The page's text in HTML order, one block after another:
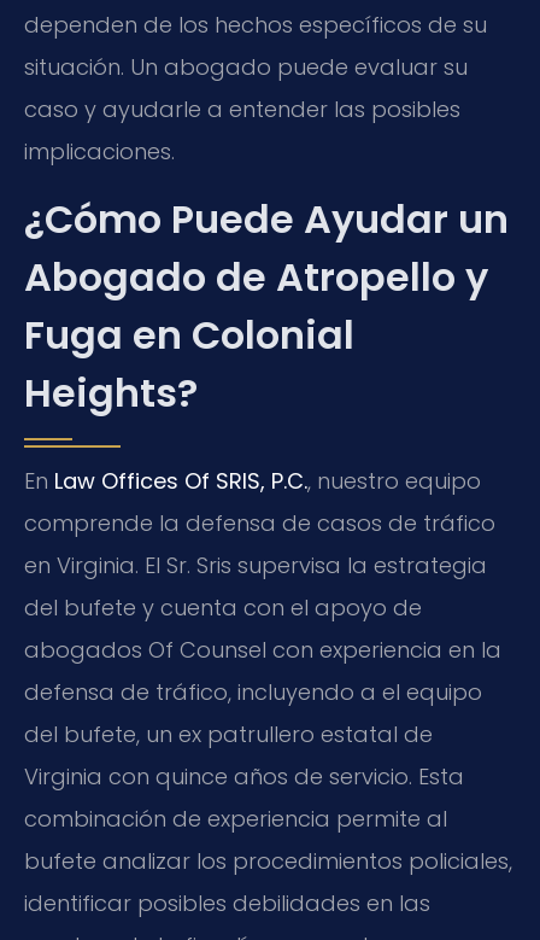
dependen de los hechos específicos de su
situación. Un abogado puede evaluar su
caso y ayudarle a entender las posibles
implicaciones.
¿Cómo Puede Ayudar un
Abogado de Atropello y
Fuga en Colonial
Heights?
En Law Offices Of SRIS, P.C., nuestro equipo
comprende la defensa de casos de tráfico
en Virginia. El Sr. Sris supervisa la estrategia
del bufete y cuenta con el apoyo de
abogados Of Counsel con experiencia en la
defensa de tráfico, incluyendo a el equipo
del bufete, un ex patrullero estatal de
Virginia con quince años de servicio. Esta
combinación de experiencia permite al
bufete analizar los procedimientos policiales,
identificar posibles debilidades en las